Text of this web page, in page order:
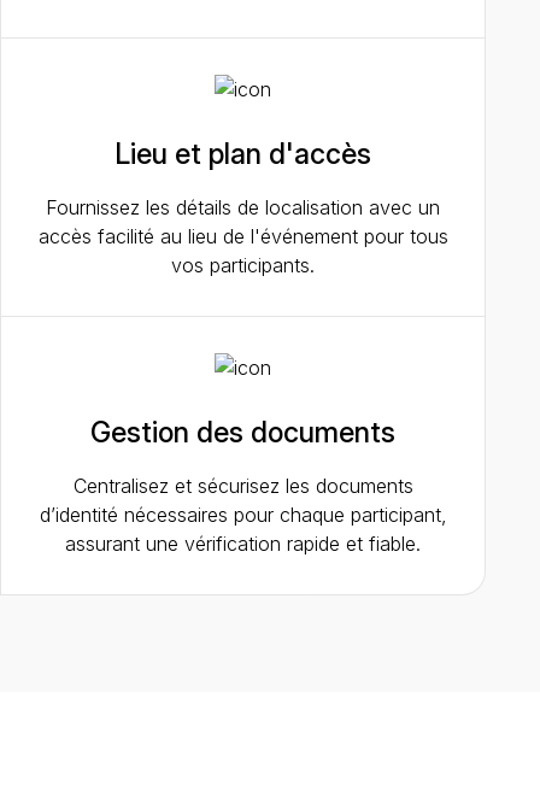
Lieu et plan d'accès
Fournissez les détails de localisation avec un
accès facilité au lieu de l'événement pour tous
vos participants.
Gestion des documents
Centralisez et sécurisez les documents
d’identité nécessaires pour chaque participant,
assurant une vérification rapide et fiable.